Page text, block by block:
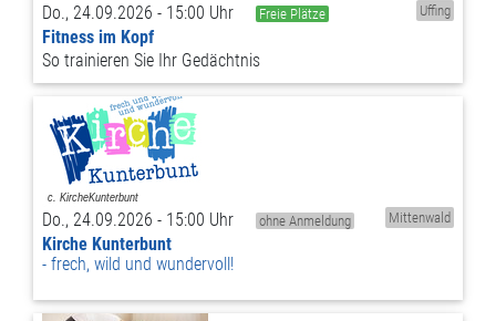
Do., 24.09.2026 - 15:00 Uhr Freie Plätze Uffing
Fitness im Kopf
So trainieren Sie Ihr Gedächtnis
Do., 24.09.2026 - 15:00 Uhr ohne Anmeldung Mittenwald
Kirche Kunterbunt
frech, wild und wundervoll!